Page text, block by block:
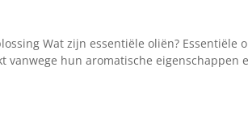
Wat zijn essentiële oliën? Essentiële
hun aromatische eigenschappen